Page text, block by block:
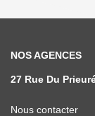
NOS AGENCES
27 Rue Du
Nous contacter